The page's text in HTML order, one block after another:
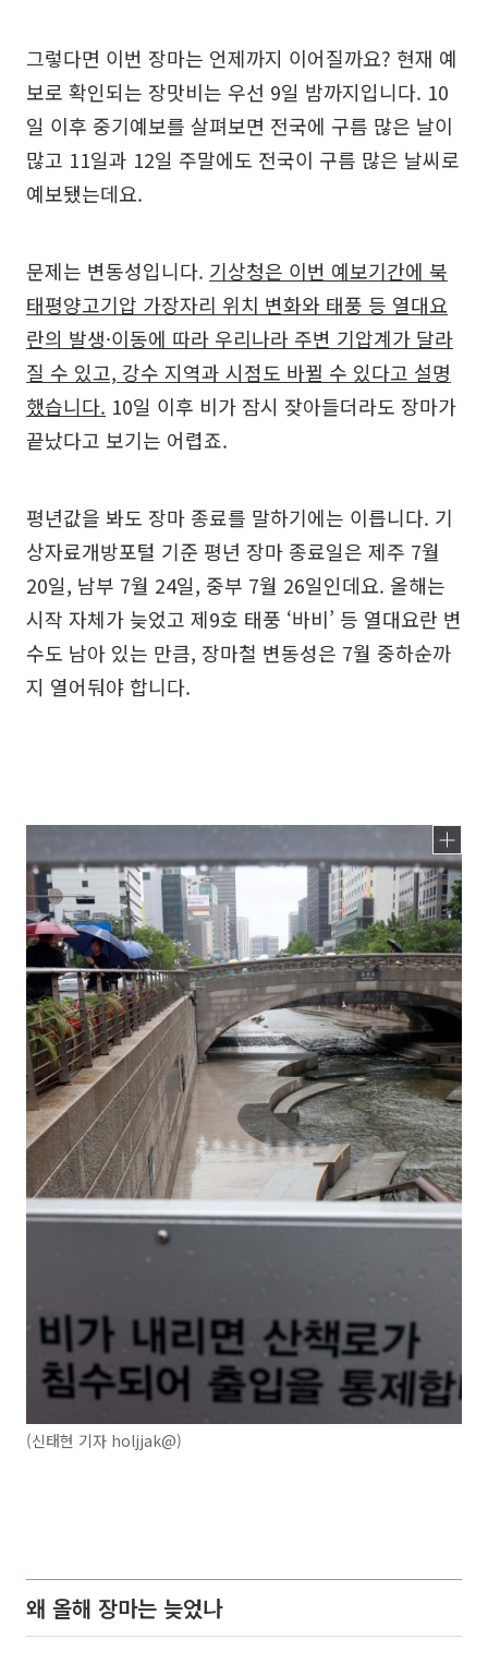
그렇다면 이번 장마는 언제까지 이어질까요? 현재 예
보로 확인되는 장맛비는 우선 9일 밤까지입니다. 10
일 이후 중기예보를 살펴보면 전국에 구름 많은 날이
많고 11일과 12일 주말에도 전국이 구름 많은 날씨로
예보됐는데요.
문제는 변동성입니다. 기상청은 이번 예보기간에 북
태평양고기압 가장자리 위치 변화와 태풍 등 열대요
란의 발생·이동에 따라 우리나라 주변 기압계가 달라
질 수 있고, 강수 지역과 시점도 바뀔 수 있다고 설명
했습니다. 10일 이후 비가 잠시 잦아들더라도 장마가
끝났다고 보기는 어렵죠.
평년값을 봐도 장마 종료를 말하기에는 이릅니다. 기
상자료개방포털 기준 평년 장마 종료일은 제주 7월
20일, 남부 7월 24일, 중부 7월 26일인데요. 올해는
시작 자체가 늦었고 제9호 태풍 ‘바비’ 등 열대요란 변
수도 남아 있는 만큼, 장마철 변동성은 7월 중하순까
지 열어둬야 합니다.
(신태현 기자 holjjak@)
왜 올해 장마는 늦었나